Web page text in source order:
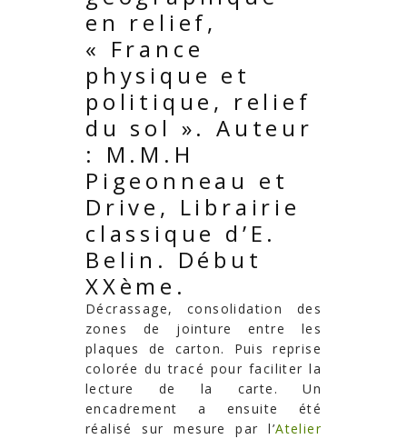
en relief,
« France
physique et
politique, relief
du sol ». Auteur
: M.M.H
Pigeonneau et
Drive, Librairie
classique d’E.
Belin. Début
XXème.
Décrassage, consolidation des
zones de jointure entre les
plaques de carton. Puis reprise
colorée du tracé pour faciliter la
lecture de la carte. Un
encadrement a ensuite été
réalisé sur mesure par l’Atelier